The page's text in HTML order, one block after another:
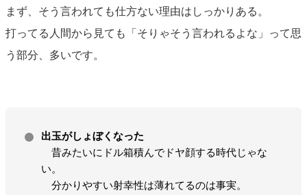
まず、そう言われても仕方ない理由はしっかりある。
打ってる人間から見ても「そりゃそう言われるよな」って思
う部分、多いです。
出玉がしょぼくなった
昔みたいにドル箱積んでドヤ顔する時代じゃな
い。
分かりやすい射幸性は薄れてるのは事実。